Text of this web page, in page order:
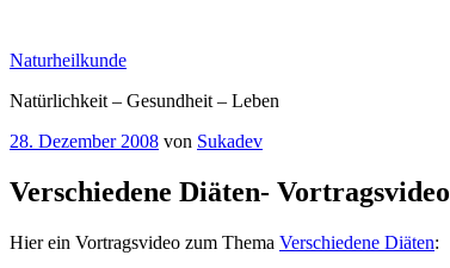
springen
Naturheilkunde
Natürlichkeit – Gesundheit – Leben
Veröffentlicht
28. Dezember 2008 von Sukadev
Verschiedene Diäten- Vortragsvideo
Hier ein Vortragsvideo zum Thema Verschiedene Diäten: